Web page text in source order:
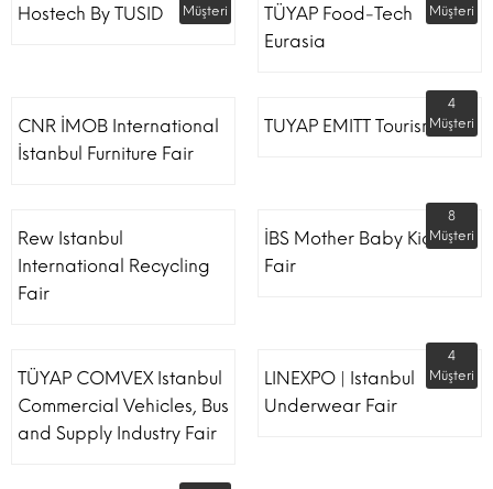
Hostech By TUSID
Müşteri
TÜYAP Food-Tech
Eurasia
Müşteri
CNR İMOB International
İstanbul Furniture Fair
TUYAP EMITT Tourism Fair
4
Müşteri
Rew Istanbul
International Recycling
Fair
İBS Mother Baby Kids
Fair
8
Müşteri
TÜYAP COMVEX Istanbul
Commercial Vehicles, Bus
and Supply Industry Fair
LINEXPO | Istanbul
Underwear Fair
4
Müşteri